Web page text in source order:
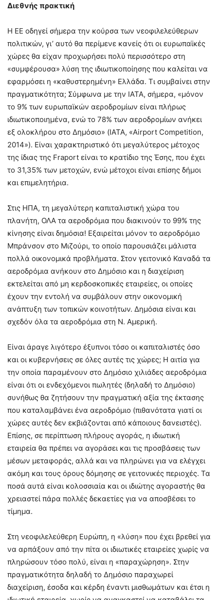
Διεθνής πρακτική
Η ΕΕ οδηγεί σήμερα την κούρσα των νεοφιλελεύθερων
πολιτικών, γι’ αυτό θα περίμενε κανείς ότι οι ευρωπαϊκές
χώρες θα είχαν προχωρήσει πολύ περισσότερο στη
«συμφέρουσα» λύση της ιδιωτικοποίησης που καλείται να
εφαρμόσει η «καθυστερημένη» Ελλάδα. Τι συμβαίνει στην
πραγματικότητα; Σύμφωνα με την ΙΑΤΑ, σήμερα, «μόνον
το 9% των ευρωπαϊκών αεροδρομίων είναι πλήρως
ιδιωτικοποιημένα, ενώ το 78% των αεροδρομίων ανήκει
εξ ολοκλήρου στο Δημόσιο» (ΙΑΤΑ, «Airport Competition,
2014»). Είναι χαρακτηριστικό ότι μεγαλύτερος μέτοχος
της ίδιας της Fraport είναι το κρατίδιο της Έσης, που έχει
το 31,35% των μετοχών, ενώ μέτοχοι είναι επίσης δήμοι
και επιμελητήρια.
Στις ΗΠΑ, τη μεγαλύτερη καπιταλιστική χώρα του
πλανήτη, ΟΛΑ τα αεροδρόμια που διακινούν το 99% της
κίνησης είναι δημόσια! Εξαιρείται μόνον το αεροδρόμιο
Μπράνσον στο Μιζούρι, το οποίο παρουσιάζει μάλιστα
πολλά οικονομικά προβλήματα. Στον γειτονικό Καναδά τα
αεροδρόμια ανήκουν στο Δημόσιο και η διαχείριση
εκτελείται από μη κερδοσκοπικές εταιρείες, οι οποίες
έχουν την εντολή να συμβάλουν στην οικονομική
ανάπτυξη των τοπικών κοινοτήτων. Δημόσια είναι και
σχεδόν όλα τα αεροδρόμια στη Ν. Αμερική.
Είναι άραγε λιγότερο έξυπνοι τόσο οι καπιταλιστές όσο
και οι κυβερνήσεις σε όλες αυτές τις χώρες; Η αιτία για
την οποία παραμένουν στο Δημόσιο χιλιάδες αεροδρόμια
είναι ότι οι ενδεχόμενοι πωλητές (δηλαδή το Δημόσιο)
συνήθως θα ζητήσουν την πραγματική αξία της έκτασης
που καταλαμβάνει ένα αεροδρόμιο (πιθανότατα γιατί οι
χώρες αυτές δεν εκβιάζονται από κάποιους δανειστές).
Επίσης, σε περίπτωση πλήρους αγοράς, η ιδιωτική
εταιρεία θα πρέπει να αγοράσει και τις προσβάσεις των
μέσων μεταφοράς, αλλά και να πληρώνει για να ελέγχει
ακόμη και τους όρους δόμησης σε γειτονικές περιοχές. Τα
ποσά αυτά είναι κολοσσιαία και οι ιδιώτης αγοραστής θα
χρειαστεί πάρα πολλές δεκαετίες για να αποσβέσει το
τίμημα.
Στη νεοφιλελεύθερη Ευρώπη, η «λύση» που έχει βρεθεί για
να αρπάξουν από την πίτα οι ιδιωτικές εταιρείες χωρίς να
πληρώσουν τόσο πολύ, είναι η «παραχώρηση». Στην
πραγματικότητα δηλαδή το Δημόσιο παραχωρεί
διαχείριση, έσοδα και κέρδη έναντι μισθωμάτων και έτσι η